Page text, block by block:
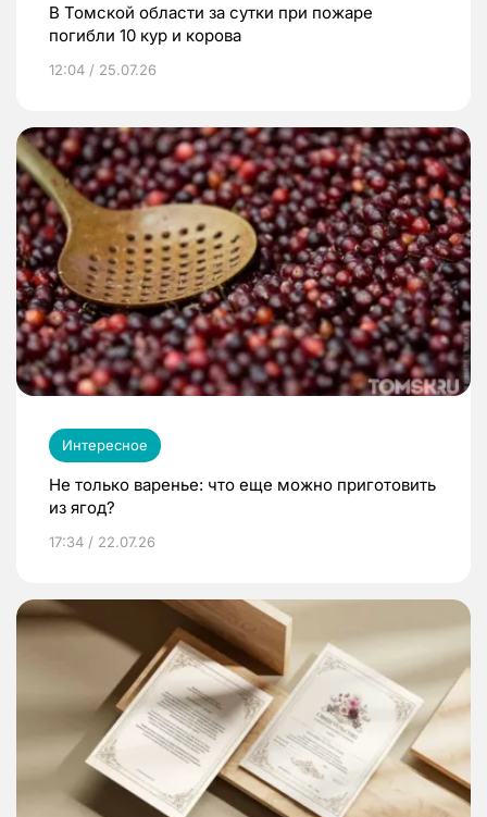
В Томской области за сутки при пожаре
погибли 10 кур и корова
12:04 / 25.07.26
Интересное
Не только варенье: что еще можно приготовить
из ягод?
17:34 / 22.07.26